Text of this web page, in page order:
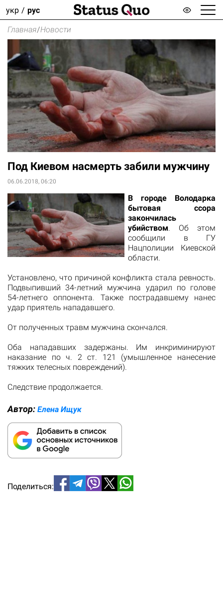
укр рус
Главная/Новости
Под Киевом насмерть забили мужчину
06.06.2018, 06:20
В городе Володарка
бытовая ссора
закончилась
убийством. Об этом
сообщили в ГУ
Нацполиции Киевской
области.
Установлено, что причиной конфликта стала ревность.
Подвыпивший 34-летний мужчина ударил по голове
54-летнего оппонента. Также пострадавшему нанес
удар приятель нападавшего.
От полученных травм мужчина скончался.
Оба нападавших задержаны. Им инкриминируют
наказание по ч. 2 ст. 121 (умышленное нанесение
тяжких телесных повреждений).
Следствие продолжается.
Автор: Елена Ищук
Поделиться: